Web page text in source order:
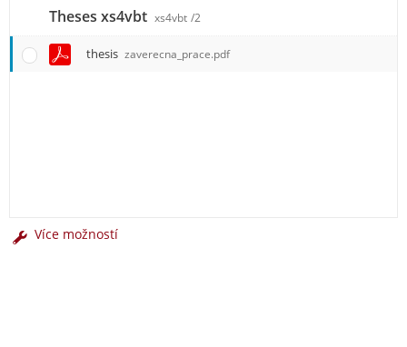
Theses xs4vbt xs4vbt /2
thesis zaverecna_prace.pdf
Více možností